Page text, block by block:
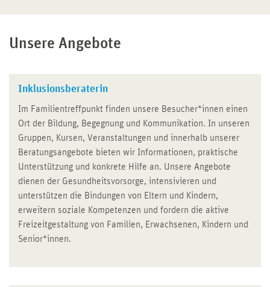
Unsere Angebote
Inklusionsberaterin
Im Familientreffpunkt finden unsere Besucher*innen einen
Ort der Bildung, Begegnung und Kommunikation. In unseren
Gruppen, Kursen, Veranstaltungen und innerhalb unserer
Beratungsangebote bieten wir Informationen, praktische
Unterstützung und konkrete Hilfe an. Unsere Angebote
dienen der Gesundheitsvorsorge, intensivieren und
unterstützen die Bindungen von Eltern und Kindern,
erweitern soziale Kompetenzen und fordern die aktive
Freizeitgestaltung von Familien, Erwachsenen, Kindern und
Senior*innen.